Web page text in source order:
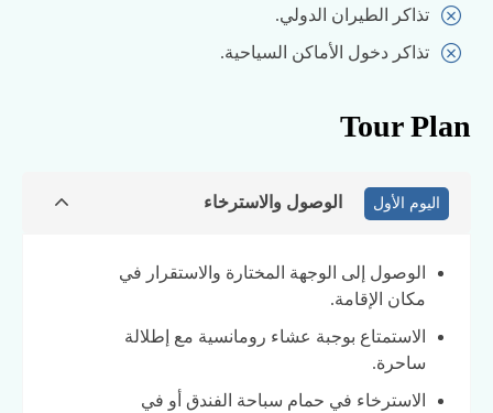
تذاكر الطيران الدولي.
تذاكر دخول الأماكن السياحية.
Tour Plan
اليوم الأول الوصول والاسترخاء
الوصول إلى الوجهة المختارة والاستقرار في
مكان الإقامة.
الاستمتاع بوجبة عشاء رومانسية مع إطلالة
ساحرة.
الاسترخاء في حمام سباحة الفندق أو في